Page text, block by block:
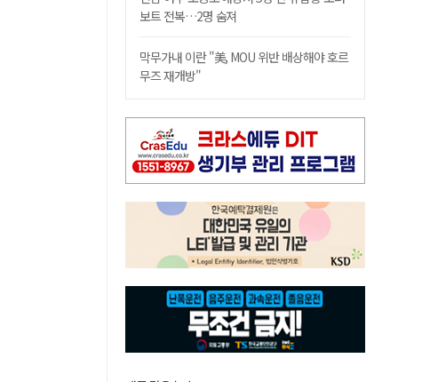
보트 전복…2명 숨져
막무가내 이란 "美, MOU 위반 배상해야 호르
무즈 재개방"